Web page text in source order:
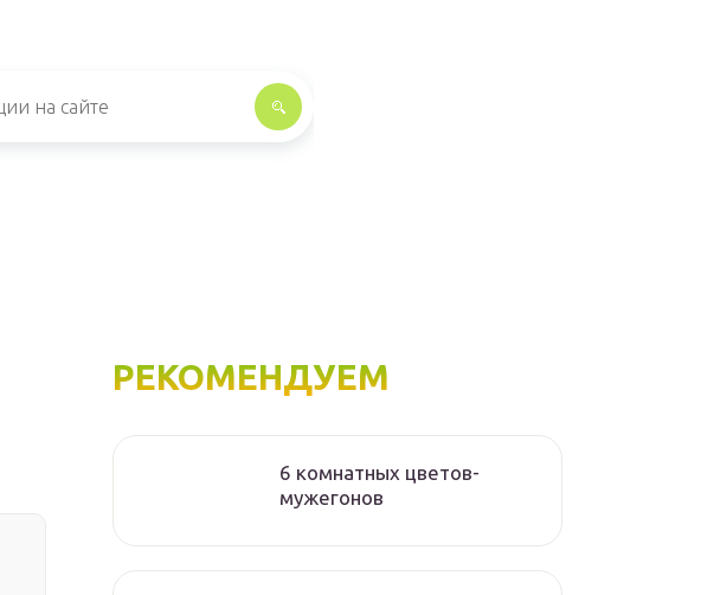
РЕКОМЕНДУЕМ
6 комнатных цветов-
мужегонов